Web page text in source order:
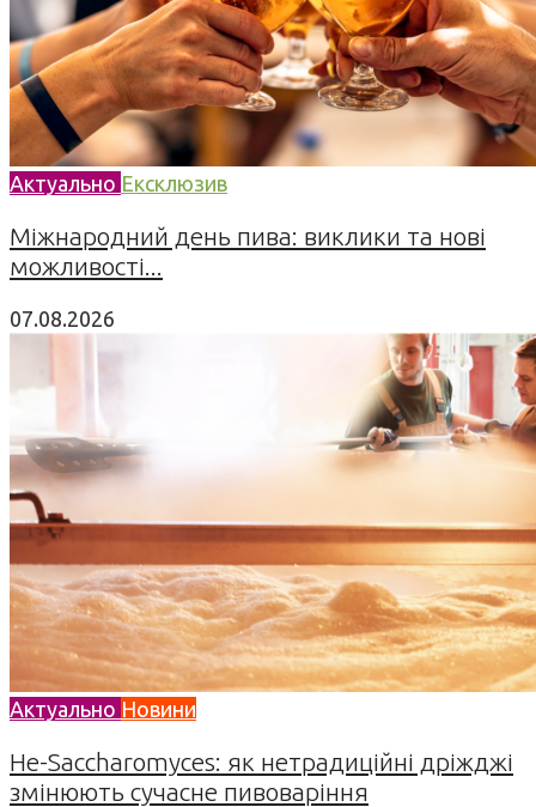
Актуально Ексклюзив
Міжнародний день пива: виклики та нові
можливості...
07.08.2026
Актуально Новини
Не-Saccharomyces: як нетрадиційні дріжджі
змінюють сучасне пивоваріння